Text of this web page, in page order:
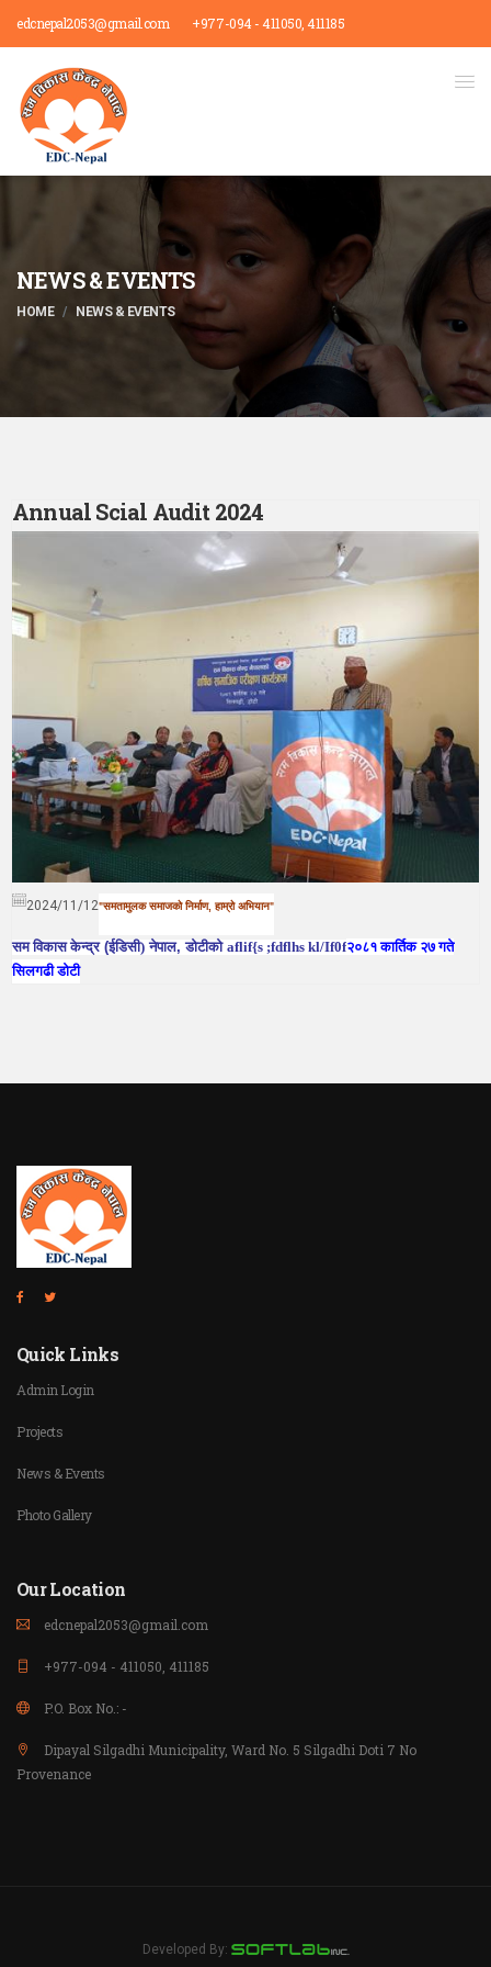
edcnepal2053@gmail.com +977-094 - 411050, 411185
NEWS & EVENTS
HOME NEWS & EVENTS
Annual Scial Audit 2024
2024/11/12"समतामुलक समाजको निर्माण, हाम्रो अभियान"
सम विकास केन्द्र(ईडिसी) नेपाल, डोटीको aflif{s ;fdflhs kl/If0f२०८१ कार्तिक २७ गते
सिलगढी डोटी
Quick Links
Admin Login
Projects
News & Events
Photo Gallery
Our Location
edcnepal2053@gmail.com
+977-094 - 411050, 411185
P.O. Box No.: -
Dipayal Silgadhi Municipality, Ward No. 5 Silgadhi Doti 7 No
Provenance
Developed By: